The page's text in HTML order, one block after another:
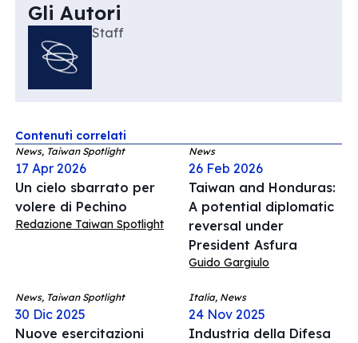
Gli Autori
Staff
Contenuti correlati
News, Taiwan Spotlight
17 Apr 2026
Un cielo sbarrato per
volere di Pechino
Redazione Taiwan Spotlight
News
26 Feb 2026
Taiwan and Honduras:
A potential diplomatic
reversal under
President Asfura
Guido Gargiulo
News, Taiwan Spotlight
30 Dic 2025
Nuove esercitazioni
Italia, News
24 Nov 2025
Industria della Difesa